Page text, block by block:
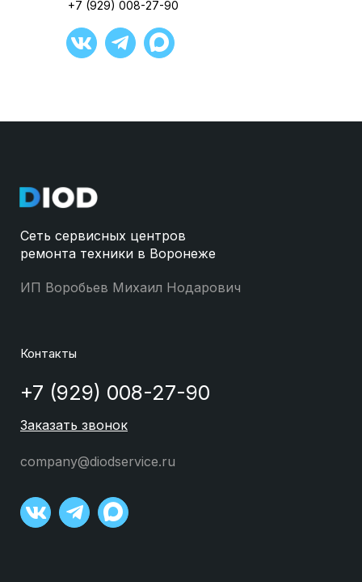
+7 (929) 008-27-90
Сеть сервисных центров
ремонта техники в Воронеже
ИП Воробьев Михаил Нодарович
Контакты
+7 (929) 008-27-90
Заказать звонок
company@diodservice.ru